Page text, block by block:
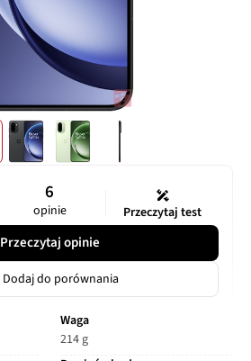
6
opinie Przeczytaj test
Przeczytaj opinie
Dodaj do porównania
Waga
214 g